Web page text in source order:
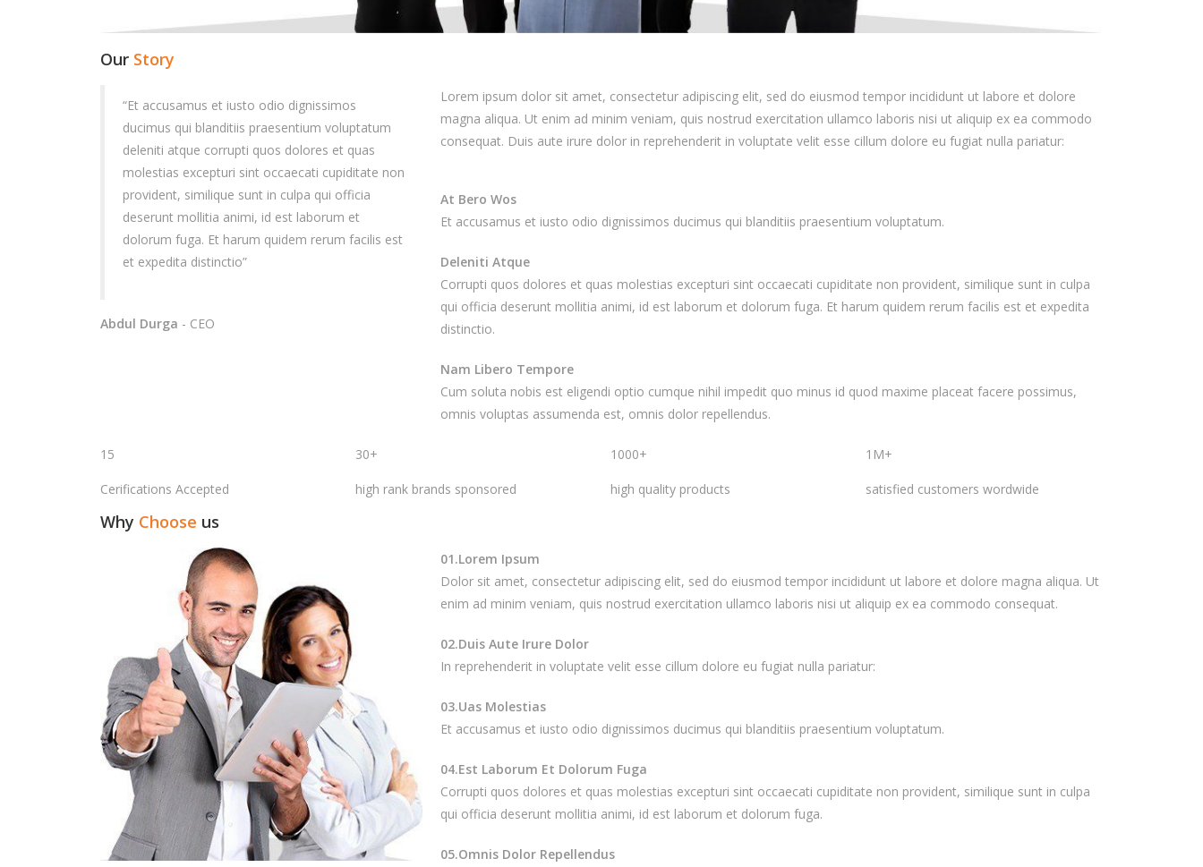
Our Story
“Et accusamus et iusto odio dignissimos
ducimus qui blanditiis praesentium voluptatum
deleniti atque corrupti quos dolores et quas
molestias excepturi sint occaecati cupiditate non
provident, similique sunt in culpa qui officia
deserunt mollitia animi, id est laborum et
dolorum fuga. Et harum quidem rerum facilis est
et expedita distinctio”
Abdul Durga - CEO
Lorem ipsum dolor sit amet, consectetur adipiscing elit, sed do eiusmod tempor incididunt ut labore et dolore
magna aliqua. Ut enim ad minim veniam, quis nostrud exercitation ullamco laboris nisi ut aliquip ex ea commodo
consequat. Duis aute irure dolor in reprehenderit in voluptate velit esse cillum dolore eu fugiat nulla pariatur:
At Bero Wos
Et accusamus et iusto odio dignissimos ducimus qui blanditiis praesentium voluptatum.
Deleniti Atque
Corrupti quos dolores et quas molestias excepturi sint occaecati cupiditate non provident, similique sunt in culpa
qui officia deserunt mollitia animi, id est laborum et dolorum fuga. Et harum quidem rerum facilis est et expedita
distinctio.
Nam Libero Tempore
Cum soluta nobis est eligendi optio cumque nihil impedit quo minus id quod maxime placeat facere possimus,
omnis voluptas assumenda est, omnis dolor repellendus.
15
Cerifications Accepted
30+
high rank brands sponsored
1000+
high quality products
1M+
satisfied customers wordwide
Why Choose us
01.Lorem Ipsum
Dolor sit amet, consectetur adipiscing elit, sed do eiusmod tempor incididunt ut labore et dolore magna aliqua. Ut
enim ad minim veniam, quis nostrud exercitation ullamco laboris nisi ut aliquip ex ea commodo consequat.
02.Duis Aute Irure Dolor
In reprehenderit in voluptate velit esse cillum dolore eu fugiat nulla pariatur:
03.Uas Molestias
Et accusamus et iusto odio dignissimos ducimus qui blanditiis praesentium voluptatum.
04.Est Laborum Et Dolorum Fuga
Corrupti quos dolores et quas molestias excepturi sint occaecati cupiditate non provident, similique sunt in culpa
qui officia deserunt mollitia animi, id est laborum et dolorum fuga.
05.Omnis Dolor Repellendus